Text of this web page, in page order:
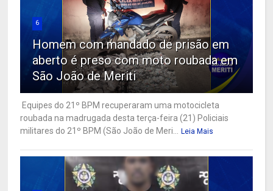
6
Homem com mandado de prisão em
aberto é preso com moto roubada em
São João de Meriti
Equipes do 21º BPM recuperaram uma motocicleta
roubada na madrugada desta terça-feira (21) Policiais
militares do 21º BPM (São João de Meri...
Leia Mais